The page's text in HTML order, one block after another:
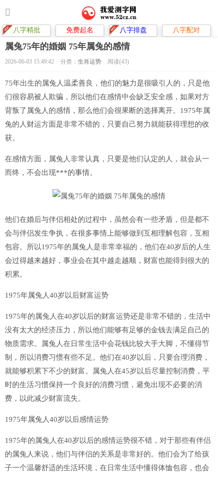
八字精批 免费起名 八字排盘 八字配对
属兔75年的婚姻 75年属兔的感情
2026-06-03 15:49:42 分类： 生肖运势 阅读(43)
75年出生的属兔人温柔善良，他们的魅力是很吸引人的，只是他
们很容易被人欺骗，所以他们在感情中会缺乏安全感，如果对方
背叛了属兔人的感情，那么他们会很果断的选择离开。1975年属
兔的人财运方面是非常不错的，只要自己努力就能获得理想的收
获。
在感情方面，属兔人非常认真，只要是他们认定的人，就会从一
而终，不会出现***的事情。
他们在婚后与伴侣相处的过程中，虽然会有一些矛盾，但是都不
会与伴侣发生争执，在很多事情上能够做到互相理解包容，互相
包容。所以1975年的属兔人是非常幸福的，他们在40岁后的人生
会过得越来越好，事业会在其中越走越顺，财富也能得到很大的
积累。
1975年属兔人40岁以后财富运势
1975年的属兔人在40岁以后的财富运势还是非常不错的，生活中
没有太大的经济压力，所以他们能够有足够的金钱去满足自己的
物质需求。属兔人在日常生活中会花钱比较大手大脚，不懂得节
制，所以消费习惯有些不足。他们在40岁以后，只要合理消费，
就能够积累下不少的财富。属兔人在45岁以后尽量控制消费，平
时的生活习惯保持一个良好的消费习惯，避免出现不必要的消
费，以此减少财富流失。
1975年属兔人40岁以后感情运势
1975年的属兔人在40岁以后的感情运势很不错，对于那些有伴侣
的属兔人来说，他们与伴侣的关系是非常好的。他们会为了给孩
子一个温馨舒适的生活环境，在日常生活中懂得体恤包容，也会